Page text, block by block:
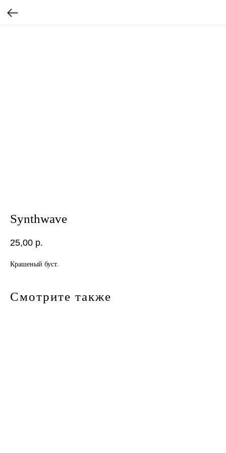
Synthwave
25,00 р.
Крашеный буст.
Смотрите также